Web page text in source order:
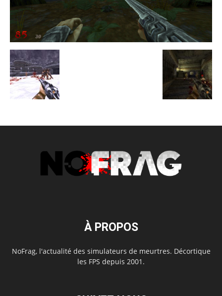
À PROPOS
NoFrag, l'actualité des simulateurs de meurtres. Décortique
les FPS depuis 2001.